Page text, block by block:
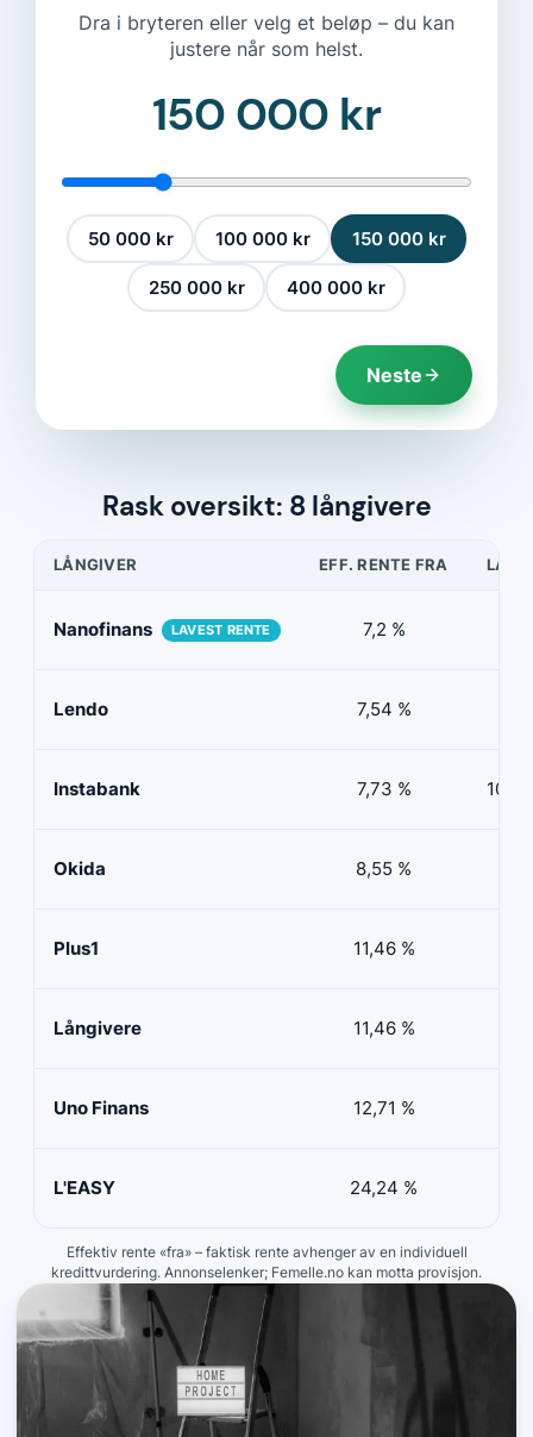
Dra i bryteren eller velg et beløp – du kan
justere når som helst.
150 000 kr
50 000 kr 100 000 kr 150 000 kr
250 000 kr 400 000 kr
Neste
Rask oversikt: 8 långivere
LÅNGIVER EFF. RENTE FRA
Nanofinans LAVEST RENTE 7,2 %
Lendo 7,54 %
Instabank 7,73 % 100
Okida 8,55 %
Plus1 11,46 %
Långivere 11,46 %
Uno Finans 12,71 %
L'EASY 24,24 %
Effektiv rente «fra» – faktisk rente avhenger av en individuell
kredittvurdering. Annonselenker; Femelle.no kan motta provisjon.